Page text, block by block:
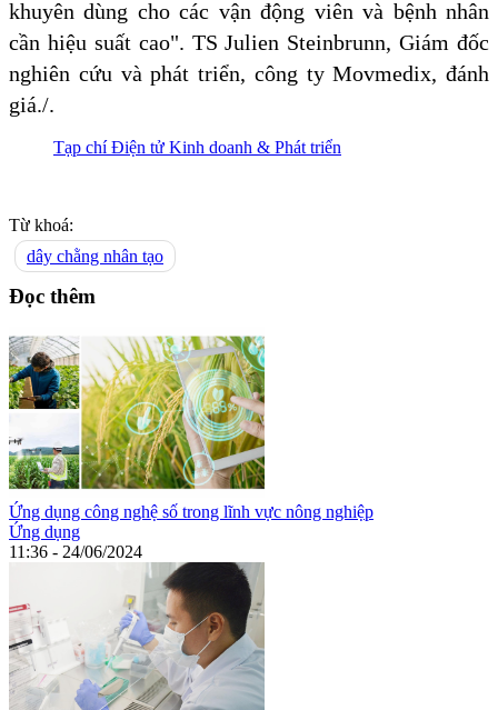
khuyên dùng cho các vận động viên và bệnh nhân
cần hiệu suất cao". TS Julien Steinbrunn, Giám đốc
nghiên cứu và phát triển, công ty Movmedix, đánh
giá./.
Tạp chí Điện tử Kinh doanh & Phát triển
Từ khoá:
dây chằng nhân tạo
Đọc thêm
Ứng dụng công nghệ số trong lĩnh vực nông nghiệp
Ứng dụng
11:36 - 24/06/2024